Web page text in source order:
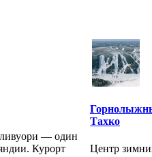
— один
Курорт
Тахко
Центр